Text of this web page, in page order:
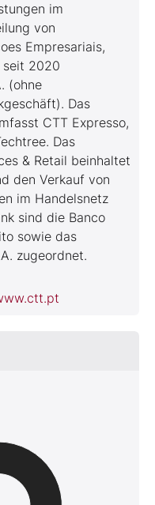
im
von
Empresariais,
seit 2020
(ohne
Das
CTT Expresso,
Das
& Retail beinhaltet
den Verkauf von
im Handelsnetz
sind die Banco
sowie das
zugeordnet.